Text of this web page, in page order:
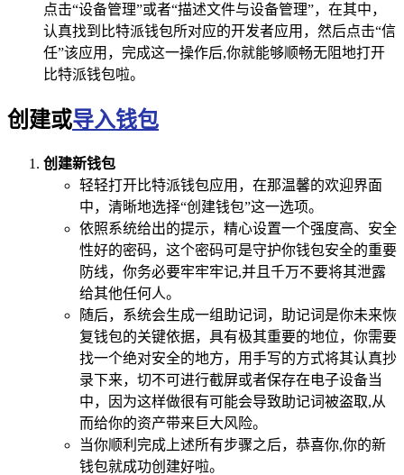
点击“设备管理”或者“描述文件与设备管理”，在其中，
认真找到比特派钱包所对应的开发者应用，然后点击“信
任”该应用，完成这一操作后,你就能够顺畅无阻地打开
比特派钱包啦。
创建或导入钱包
创建新钱包
轻轻打开比特派钱包应用，在那温馨的欢迎界面
中，清晰地选择“创建钱包”这一选项。
依照系统给出的提示，精心设置一个强度高、安全
性好的密码，这个密码可是守护你钱包安全的重要
防线，你务必要牢牢牢记,并且千万不要将其泄露
给其他任何人。
随后，系统会生成一组助记词，助记词是你未来恢
复钱包的关键依据，具有极其重要的地位，你需要
找一个绝对安全的地方，用手写的方式将其认真抄
录下来，切不可进行截屏或者保存在电子设备当
中，因为这样做很有可能会导致助记词被盗取,从
而给你的资产带来巨大风险。
当你顺利完成上述所有步骤之后，恭喜你,你的新
钱包就成功创建好啦。